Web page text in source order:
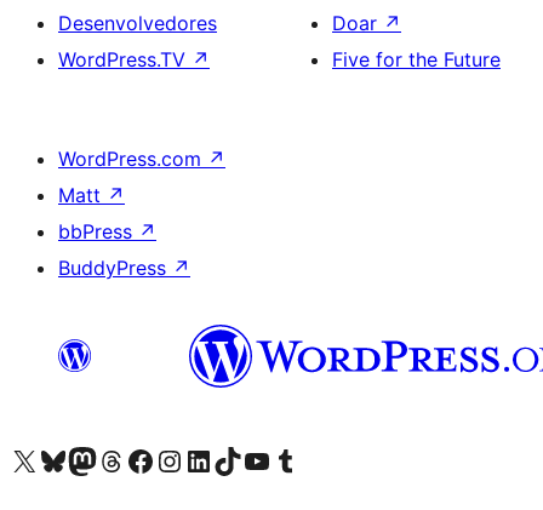
Desenvolvedores
WordPress.TV ↗
Doar ↗
Five for the Future
WordPress.com ↗
Matt ↗
bbPress ↗
BuddyPress ↗
Visita la cuenta de X (anteriormente Twitter)
Visita a nosa conta de Bluesky
Visita a nosa conta de Mastodon
Visita a nosa conta de Threads
Visita a nosa páxina de Facebook
Visita a nosa conta de Instagram
Visita a nosa conta de LinkedIn
Visita a nosa conta de TikTok
Visita a nosa canle de YouTube
Visita a nosa conta de Tumblr